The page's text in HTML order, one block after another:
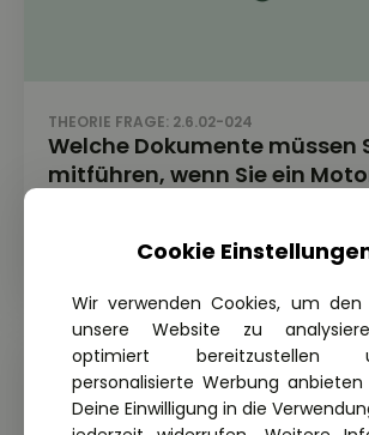
THEORIE FRAGE: 2.6.02-024
Welche Dokumente müssen
mitführen, wenn Sie ein
Cookie
Wir verwenden Cookies, um
unsere Website zu
optimiert
personalisierte Werbung
Deine Einwilligung in die